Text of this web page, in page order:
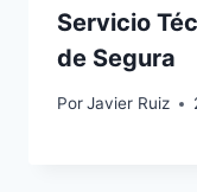
Servicio
de Segura
PorJavier Ruiz